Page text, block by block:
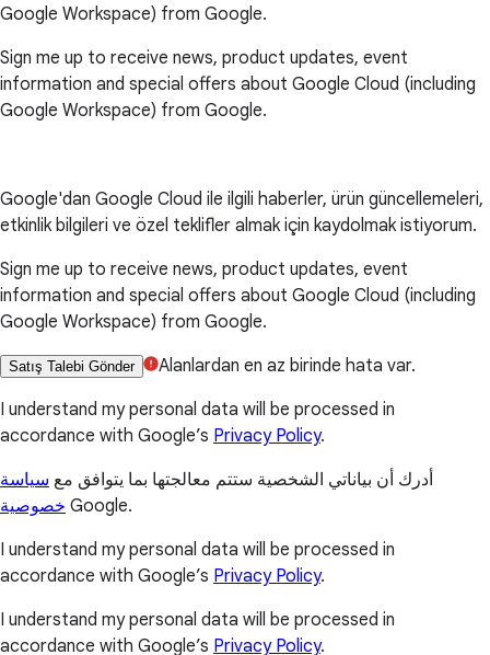
Google Workspace) from Google.
Sign me up to receive news, product updates, event
information and special offers about Google Cloud (including
Google Workspace) from Google.
Google'dan Google Cloud ile ilgili haberler, ürün güncellemeleri,
etkinlik bilgileri ve özel teklifler almak için kaydolmak istiyorum.
Sign me up to receive news, product updates, event
information and special offers about Google Cloud (including
Google Workspace) from Google.
Satış Talebi Gönder
Alanlardan en az birinde hata var.
I understand my personal data will be processed in
accordance with Google’s Privacy Policy.
أدرك أن بياناتي الشخصية ستتم معالجتها بما يتوافق مع سياسة
خصوصية Google.
I understand my personal data will be processed in
accordance with Google’s Privacy Policy.
I understand my personal data will be processed in
accordance with Google’s Privacy Policy.